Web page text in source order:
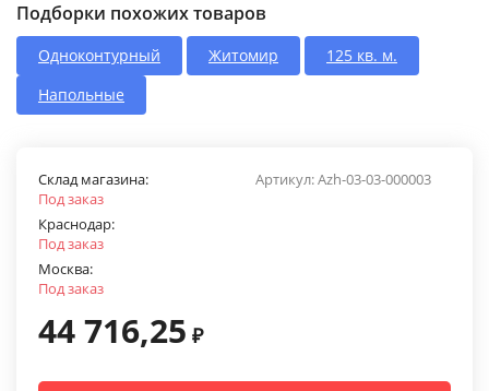
Подборки похожих товаров
Одноконтурный Житомир
125 кв. м.
Напольные
Артикул:Azh-03-03-000003
Склад магазина:
Под заказ
Краснодар:
Под заказ
Москва:
Под заказ
44 716,25 ₽